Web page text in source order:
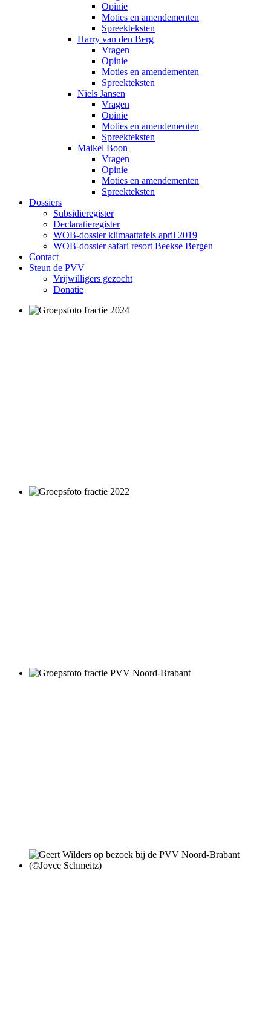
Opinie
Moties en amendementen
Spreekteksten
Harry van den Berg
Vragen
Opinie
Moties en amendementen
Spreekteksten
Niels Jansen
Vragen
Opinie
Moties en amendementen
Spreekteksten
Maikel Boon
Vragen
Opinie
Moties en amendementen
Spreekteksten
Dossiers
Subsidieregister
Declaratieregister
WOB-dossier klimaattafels april 2019
WOB-dossier safari resort Beekse Bergen
Contact
Steun de PVV
Vrijwilligers gezocht
Donatie